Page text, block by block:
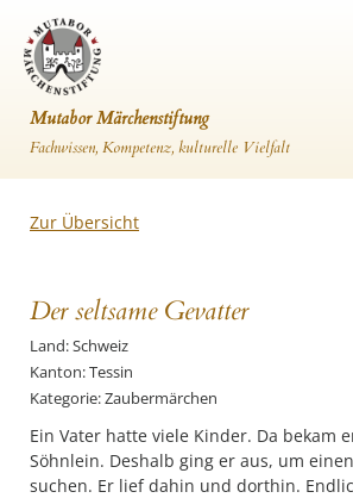
Mutabor Märchenstiftung
Fachwissen, Kompetenz, kulturelle Vielfalt
Zur Übersicht
Der seltsame Gevatter
Land: Schweiz
Kanton: Tessin
Kategorie: Zaubermärchen
Ein Vater hatte viele Kinder. Da bekam
Söhnlein. Deshalb ging er aus, um
suchen. Er lief dahin und dorthin.